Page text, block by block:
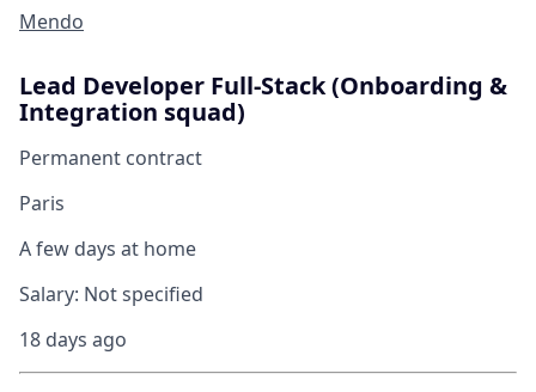
Mendo
Lead Developer Full-Stack (Onboarding &
Integration squad)
Permanent contract
Paris
A few days at home
Salary: Not specified
18 days ago